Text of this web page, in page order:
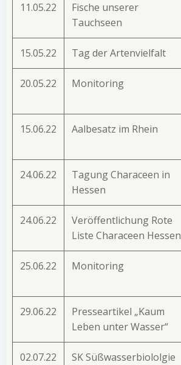
11.05.22
Fische unserer
Tauchseen
15.05.22 Tag der Artenvielfalt
20.05.22 Monitoring
15.06.22 Aalbesatz im Rhein
24.06.22
Tagung Characeen in
Hessen
24.06.22
Veröffentlichung Rote
Liste Characeen Hessen
25.06.22 Monitoring
29.06.22
Presseartikel „Kaum
Leben unter Wasser“
02.07.22 SK Süßwasserbiololgie